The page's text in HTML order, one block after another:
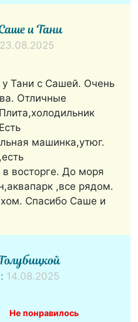
и Тани
23.08.2025
Тани с Сашей. Очень
Отличные
машинка,утюг.
восторге. До моря
,все рядом.
Спасибо Саше и
14.08.2025
Не понравилось